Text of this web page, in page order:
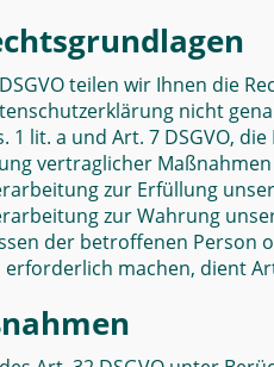
teilen wir Ihnen die
nicht
1 lit. a und Art. 7 DSGVO,
vertraglicher
zur Erfüllung
zur Wahrung
der betroffenen
machen, dient